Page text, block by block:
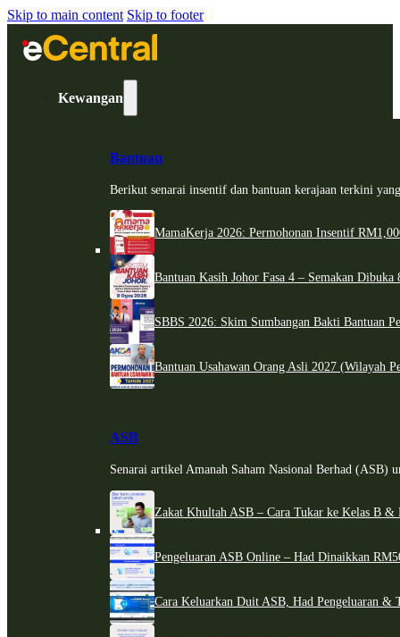
Skip to main content Skip to footer
Kewangan
Bantuan
Berikut senarai insentif dan bantuan kerajaan terkini
MamaKerja 2026: Permohonan Insentif
Bantuan Kasih Johor Fasa 4 – Semakan
SBBS 2026: Skim Sumbangan Bakti Bantuan
Bantuan Usahawan Orang Asli 2027 (Wilayah
ASB
Senarai artikel Amanah Saham Nasional Berhad (ASB)
Zakat Khultah ASB – Cara Tukar ke Kelas B &
Pengeluaran ASB Online – Had Dinaikkan
Cara Keluarkan Duit ASB, Had Pengeluaran &